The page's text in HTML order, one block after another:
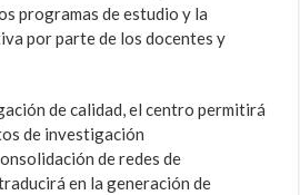
programas de estudio y la
por parte de los docentes y
de calidad, el centro permitirá
de investigación
de redes de
en la generación de